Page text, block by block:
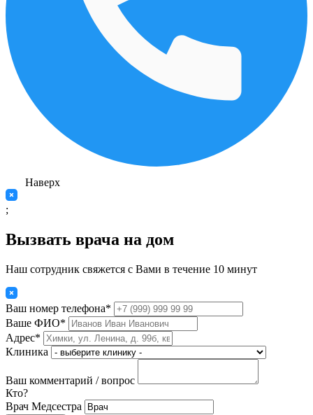
Наверх
;
Вызвать врача на дом
Наш сотрудник свяжется с Вами в течение 10 минут
Ваш номер телефона*
Ваше ФИО*
Адрес*
Клиника
Ваш комментарий / вопрос
Кто?
Врач Медсестра